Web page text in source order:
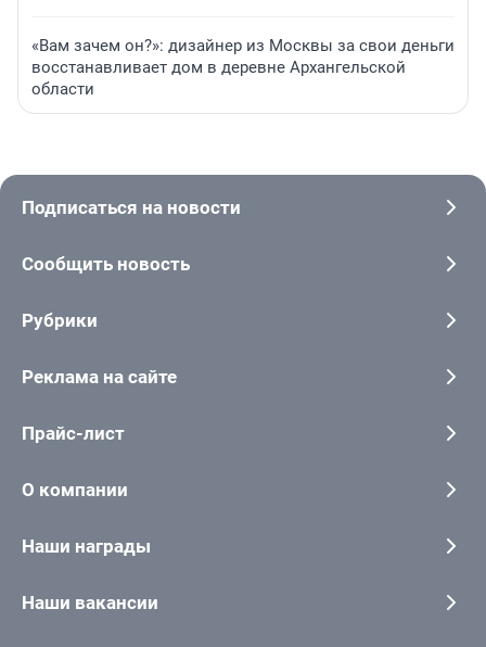
«Вам зачем он?»: дизайнер из Москвы за свои деньги
восстанавливает дом в деревне Архангельской
области
Подписаться на новости
Сообщить новость
Рубрики
Реклама на сайте
Прайс-лист
О компании
Наши награды
Наши вакансии